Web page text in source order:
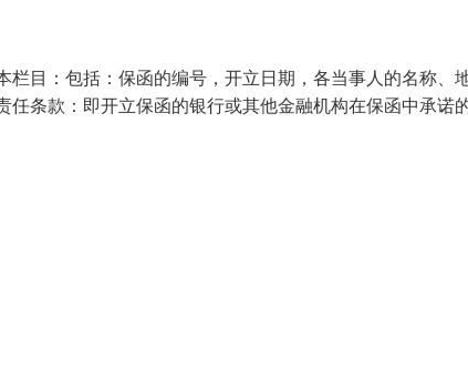
目：包括：保函的编号，开立日期，各当事人的名称、
条款：即开立保函的银行或其他金融机构在保函中承诺